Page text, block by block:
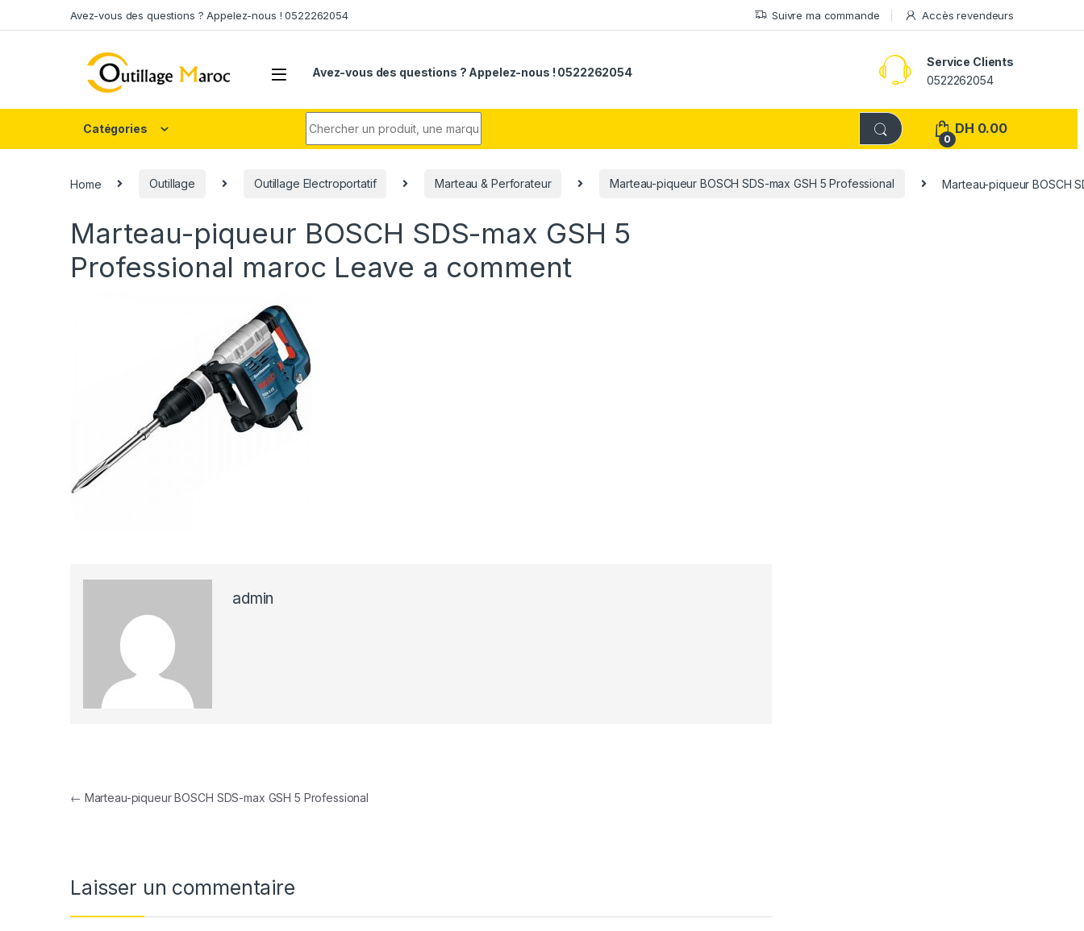
Avez-vous des questions ? Appelez-nous ! 0522262054 Suivre ma commande Accès revendeurs
Avez-vous des questions ? Appelez-nous ! 0522262054
Service Clients
0522262054
Catégories
0
DH 0.00
Home Outillage Outillage Electroportatif Marteau & Perforateur Marteau-piqueur BOSCH SDS-max GSH 5 Professional Marteau-piqueur BOSCH
Marteau-piqueur BOSCH SDS-max GSH 5
Professional maroc Leave a comment
admin
Navigation de l’article
← Marteau-piqueur BOSCH SDS-max GSH 5 Professional
Laisser un commentaire